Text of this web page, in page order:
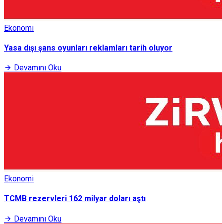
Ekonomi
Yasa dışı şans oyunları reklamları tarih oluyor
Devamını Oku
Ekonomi
TCMB rezervleri 162 milyar doları aştı
Devamını Oku